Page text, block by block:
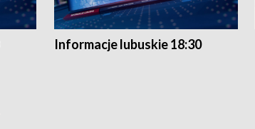
Informacje lubuskie 18:30